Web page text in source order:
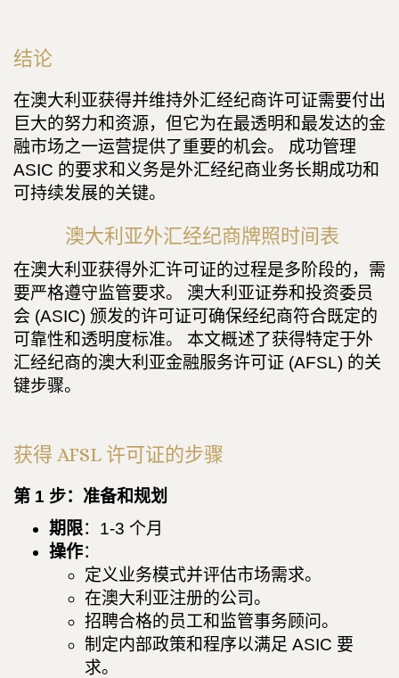
结论
在澳大利亚获得并维持外汇经纪商许可证需要付出
巨大的努力和资源，但它为在最透明和最发达的金
融市场之一运营提供了重要的机会。 成功管理
ASIC 的要求和义务是外汇经纪商业务长期成功和
可持续发展的关键。
澳大利亚外汇经纪商牌照时间表
在澳大利亚获得外汇许可证的过程是多阶段的，需
要严格遵守监管要求。 澳大利亚证券和投资委员
会 (ASIC) 颁发的许可证可确保经纪商符合既定的
可靠性和透明度标准。 本文概述了获得特定于外
汇经纪商的澳大利亚金融服务许可证 (AFSL) 的关
键步骤。
获得 AFSL 许可证的步骤
第 1 步：准备和规划
期限：1-3 个月
操作：
定义业务模式并评估市场需求。
在澳大利亚注册的公司。
招聘合格的员工和监管事务顾问。
制定内部政策和程序以满足 ASIC 要
求。